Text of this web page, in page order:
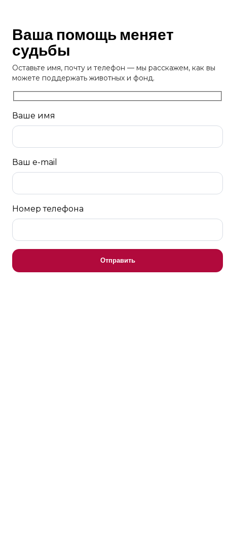
Ваша помощь меняет
судьбы
Оставьте имя, почту и телефон — мы расскажем, как вы
можете поддержать животных и фонд.
Ваше имя
Ваш e-mail
Номер телефона